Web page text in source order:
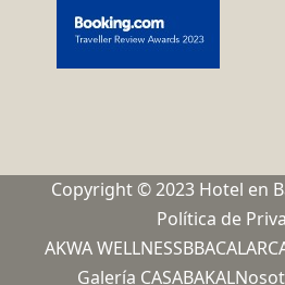
Copyright © 2023 Hotel en
Política de
AKWA WELLNESSBBACALAR
Galería CASABAKAL